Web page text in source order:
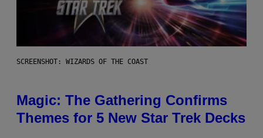
SCREENSHOT: WIZARDS OF THE COAST
Magic: The Gathering Confirms
Themes for 5 New Star Trek Decks